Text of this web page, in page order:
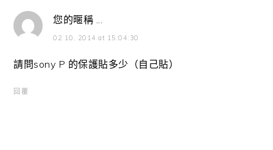
您的暱稱 ...
02 10, 2014 at 15:04:30
請問sony P 的保護貼多少（自己貼）
回覆